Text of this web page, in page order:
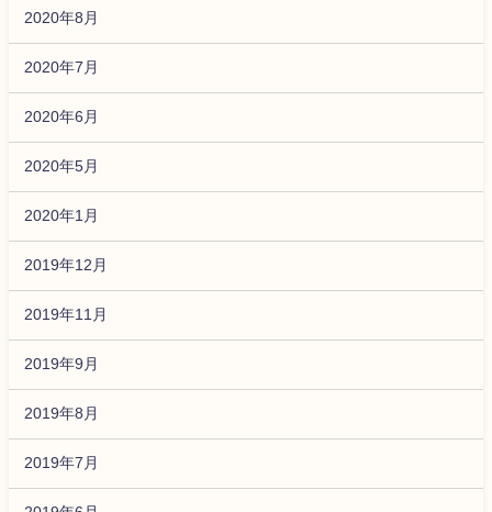
2020年8月
2020年7月
2020年6月
2020年5月
2020年1月
2019年12月
2019年11月
2019年9月
2019年8月
2019年7月